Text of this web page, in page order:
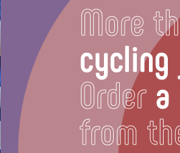
More
cycling
Order
from